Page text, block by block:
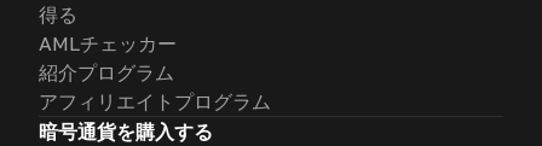
得る
AMLチェッカー
紹介プログラム
アフィリエイトプログラム
暗号通貨を購入する